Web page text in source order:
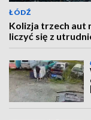
ŁÓDŹ
Kolizja trzech aut
liczyć się z